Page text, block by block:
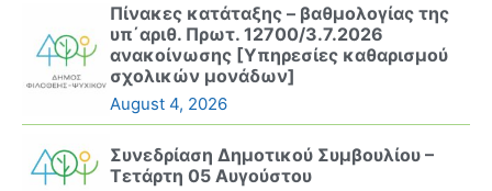
Πίνακες κατάταξης – βαθμολογίας της
υπ΄αριθ. Πρωτ. 12700/3.7.2026
ανακοίνωσης [Υπηρεσίες καθαρισμού
σχολικών μονάδων]
August 4, 2026
Συνεδρίαση Δημοτικού Συμβουλίου –
Τετάρτη 05 Αυγούστου